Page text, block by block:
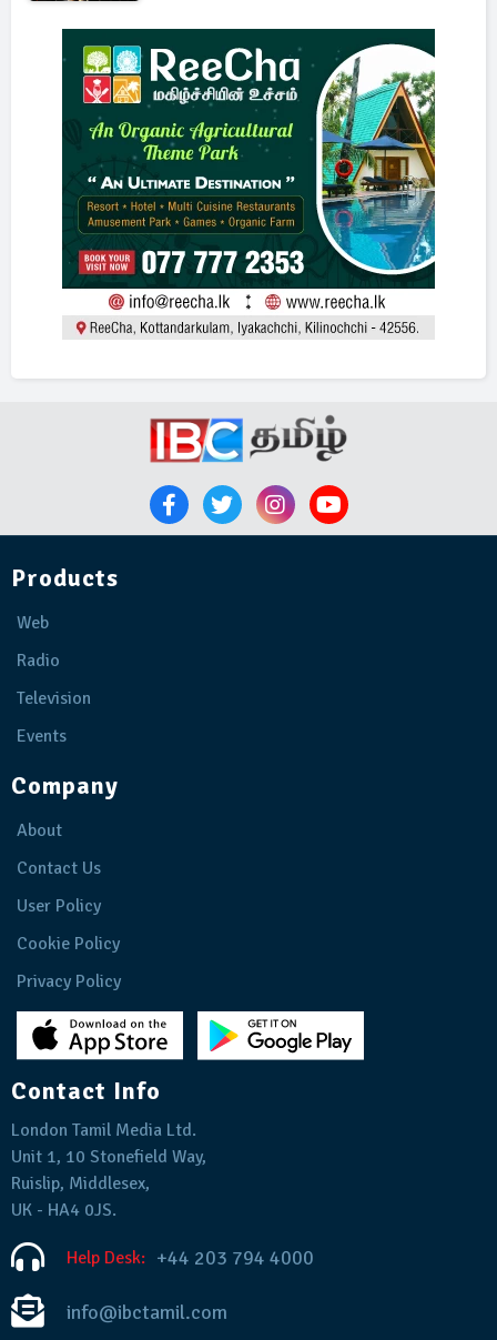
Products
Web
Radio
Television
Events
Company
About
Contact Us
User Policy
Cookie Policy
Privacy Policy
Contact Info
London Tamil Media Ltd.
Unit 1, 10 Stonefield Way,
Ruislip, Middlesex,
UK - HA4 0JS.
Help Desk: +44 203 794 4000
info@ibctamil.com